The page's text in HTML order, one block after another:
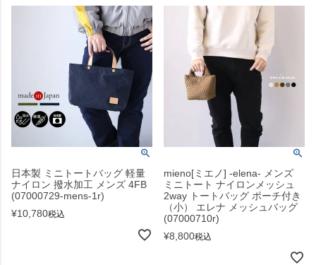
日本製 ミニトートバッグ 軽量
ナイロン 撥水加工 メンズ 4FB
(07000729-mens-1r)
¥10,780税込
mieno[ミエノ] -elena- メンズ
ミニトート ナイロンメッシュ
2way トートバッグ ポーチ付き
（小） エレナ メッシュバッグ
(07000710r)
¥8,800税込